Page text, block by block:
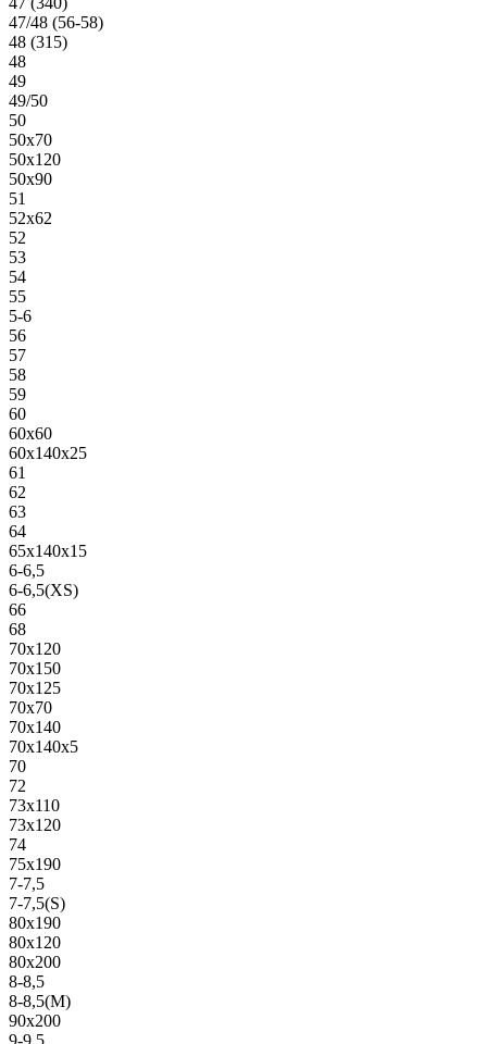
47/48 (56-58)
48 (315)
48
49
49/50
50
50х70
50х120
50х90
51
52х62
52
53
54
55
5-6
56
57
58
59
60
60х60
60х140х25
61
62
63
64
65х140х15
6-6,5
6-6,5(XS)
66
68
70х120
70х150
70х125
70х70
70х140
70х140х5
70
72
73х110
73х120
74
75х190
7-7,5
7-7,5(S)
80х190
80х120
80х200
8-8,5
8-8,5(M)
90х200
9-9,5